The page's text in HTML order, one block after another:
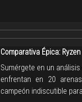
Comparativa Épica:
Sumérgete en un
enfrentan en 20
campeón indiscutible